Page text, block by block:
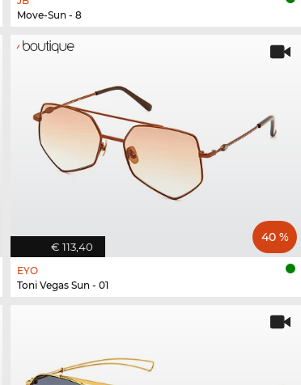
Move-Sun - 8
€ 113,40
40 %
EYO
Toni Vegas Sun - 01